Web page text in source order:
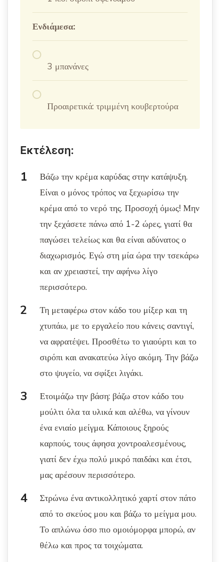
Ενδιάμεσα:
3 μπανάνες
Προαιρετικά: τριμμένη κουβερτούρα
Εκτέλεση:
Βάζω την κρέμα καρύδας στην κατάψυξη.
Είναι ο μόνος τρόπος να ξεχωρίσω την
κρέμα από το νερό της. Προσοχή όμως! Μην
την ξεχάσετε πάνω από 1-2 ώρες, γιατί θα
παγώσει τελείως και θα είναι αδύνατος ο
διαχωρισμός. Εγώ στη μία ώρα την τσεκάρω
και αν χρειαστεί, την αφήνω λίγο
περισσότερο.
Τη μεταφέρω στον κάδο του μίξερ και τη
χτυπάω, με το εργαλείο που κάνεις σαντιγί,
να αφρατέψει. Προσθέτω το γιαούρτι και το
σιρόπι και ανακατεύω λίγο ακόμη. Την βάζω
στο ψυγείο, να σφίξει λιγάκι.
Ετοιμάζω την βάση: βάζω στον κάδο του
μούλτι όλα τα υλικά και αλέθω, να γίνουν
ένα ενιαίο μείγμα. Κάποιους ξηρούς
καρπούς, τους άφησα χοντροαλεσμένους,
γιατί δεν έχω πολύ μικρό παιδάκι και έτσι,
μας αρέσουν περισσότερο.
Στρώνω ένα αντικολλητικό χαρτί στον πάτο
από το σκεύος μου και βάζω το μείγμα μου.
Το απλώνω όσο πιο ομοιόμορφα μπορώ, αν
θέλω και προς τα τοιχώματα.